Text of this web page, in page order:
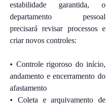
estabilidade garantida, o
departamento pessoal
precisará revisar processos e
criar novos controles:
• Controle rigoroso do início,
andamento e encerramento do
afastamento
• Coleta e arquivamento de